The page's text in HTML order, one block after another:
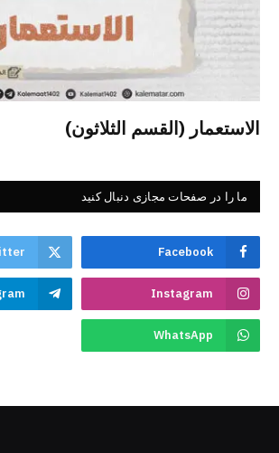
الاستعمار (القسم الثلاثون)
ما را در صفحات مجازی دنبال کنید
Facebook
Instagram
WhatsApp